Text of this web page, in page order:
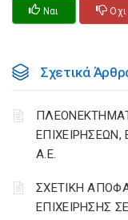
Ναι Οχι
Σχετικά
ΕΠΙΧΕΙΡΗΣΕΩΝ,
Α.Ε.
ΣΧΕΤΙΚΗ
ΕΠΙΧΕΙΡΗΣΗΣ